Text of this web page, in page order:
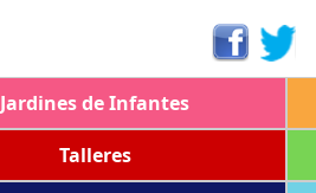
Jardines de Infantes
Talleres